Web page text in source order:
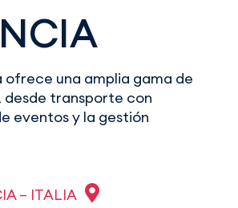
una amplia gama de
desde transporte con
eventos y la gestión
– ITALIA